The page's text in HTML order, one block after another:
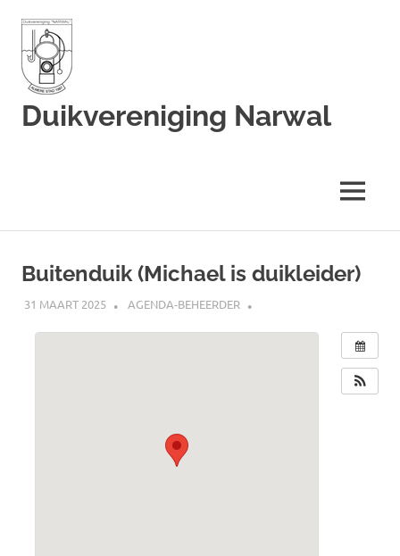
inhoud
Duikvereniging Narwal
MENU
Buitenduik (Michael is duikleider)
31 MAART 2025 AGENDA-BEHEERDER